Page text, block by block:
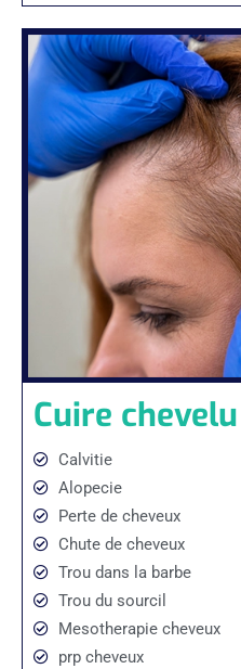
Cuire chevelu
Calvitie
Alopecie
Perte de cheveux
Chute de cheveux
Trou dans la barbe
Trou du sourcil
Mesotherapie cheveux
prp cheveux